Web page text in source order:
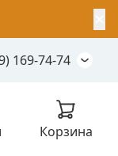
169-74-74
Корзина